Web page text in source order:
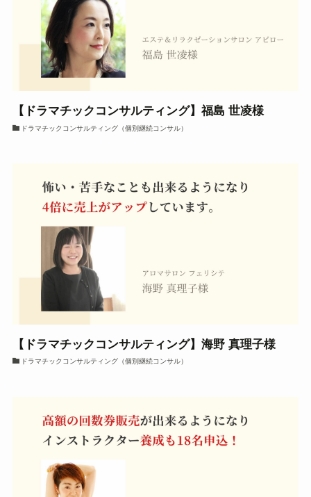
【ドラマチックコンサルティング】福島 世凌様
ドラマチックコンサルティング（個別継続コンサル）
【ドラマチックコンサルティング】海野 真理子様
ドラマチックコンサルティング（個別継続コンサル）